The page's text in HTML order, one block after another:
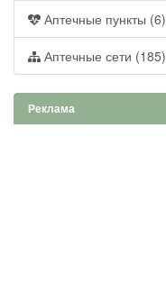
Аптечные пункты (6)
Аптечные сети (185)
Реклама